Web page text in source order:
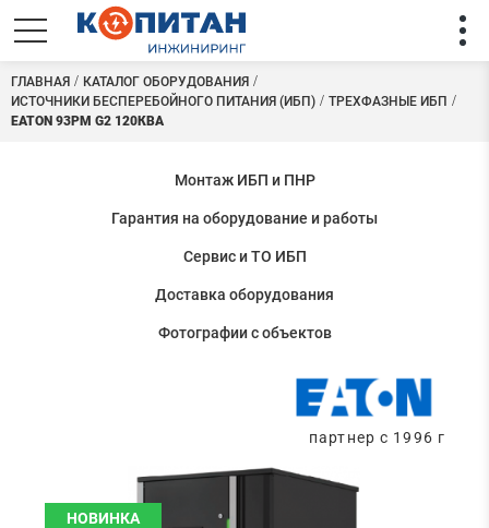
ГЛАВНАЯ
КАТАЛОГ ОБОРУДОВАНИЯ
ИСТОЧНИКИ БЕСПЕРЕБОЙНОГО ПИТАНИЯ (ИБП)
ТРЕХФАЗНЫЕ ИБП
EATON 93PM G2 120КВА
Монтаж ИБП и ПНР
Гарантия на оборудование и работы
Сервис и ТО ИБП
Доставка оборудования
Фотографии с объектов
партнер с 1996 г
НОВИНКА